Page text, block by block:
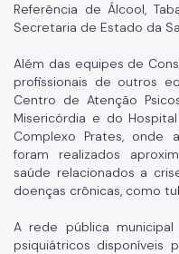
Referência de Álcool,
Secretaria de Estado da
Além das equipes de
profissionais de outros
Centro de Atenção
Misericórdia e do
Complexo Prates, onde
foram realizados
saúde relacionados a
doenças crônicas, como
A rede pública
psiquiátricos disponíveis